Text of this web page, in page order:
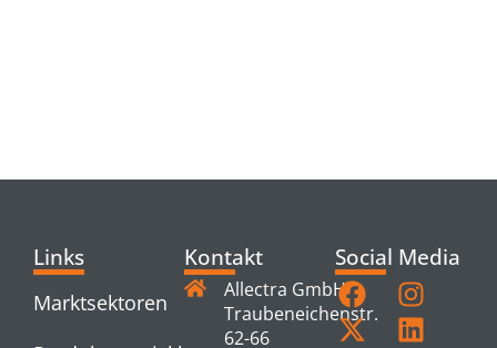
Links
Marktsektoren
Kontakt
Allectra GmbH
Traubeneichenstr.
62-66
Social Media